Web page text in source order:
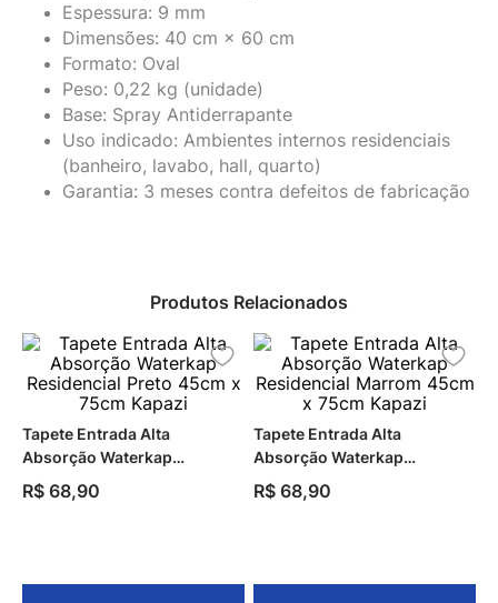
Espessura: 9 mm
Dimensões: 40 cm × 60 cm
Formato: Oval
Peso: 0,22 kg (unidade)
Base: Spray Antiderrapante
Uso indicado: Ambientes internos residenciais
(banheiro, lavabo, hall, quarto)
Garantia: 3 meses contra defeitos de fabricação
Produtos Relacionados
Tapete Entrada Alta
Absorção Waterkap
Residencial Preto 45cm x
75cm Kapazi
R$ 68,90
Tapete Entrada Alta
Absorção Waterkap
Residencial Marrom 45cm x
75cm Kapazi
R$ 68,90